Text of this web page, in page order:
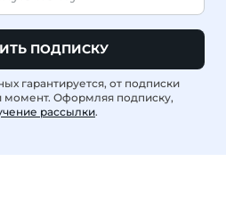
ПОДПИСКУ
гарантируется, от подписки
момент. Оформляя подписку,
рассылки.